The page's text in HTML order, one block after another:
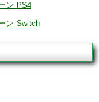
ン PS4
ン Switch